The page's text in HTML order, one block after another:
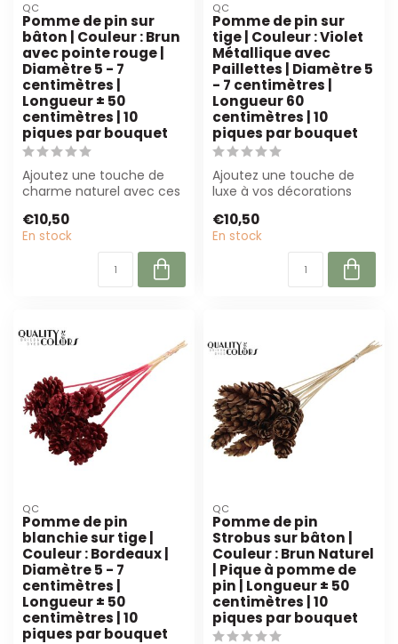
QC
Pomme de pin sur
bâton | Couleur : Brun
avec pointe rouge |
Diamètre 5 - 7
centimètres |
Longueur ± 50
centimètres | 10
piques par bouquet
Ajoutez une touche de
charme naturel avec ces
Marron av...
€10,50
En stock
QC
Pomme de pin sur
tige | Couleur : Violet
Métallique avec
Paillettes | Diamètre 5
- 7 centimètres |
Longueur 60
centimètres | 10
piques par bouquet
Ajoutez une touche de
luxe à vos décorations
pin métallique ...
€10,50
En stock
QC
Pomme de pin
blanchie sur tige |
Couleur : Bordeaux |
Diamètre 5 - 7
centimètres |
Longueur ± 50
centimètres | 10
piques par bouquet
QC
Pomme de pin
Strobus sur bâton |
Couleur : Brun Naturel
| Pique à pomme de
pin | Longueur ± 50
centimètres | 10
piques par bouquet